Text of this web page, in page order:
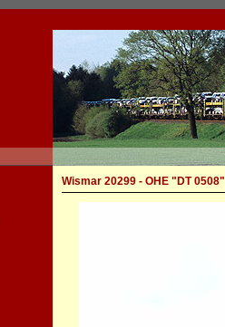
Wismar 20299 - OHE "DT 0508"